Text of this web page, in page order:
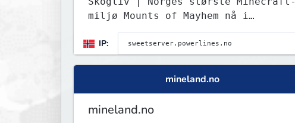
miljø Mounts of Mayhem nå i
Survival! Test det nye spydet!
IP:
mineland.no
mineland.no